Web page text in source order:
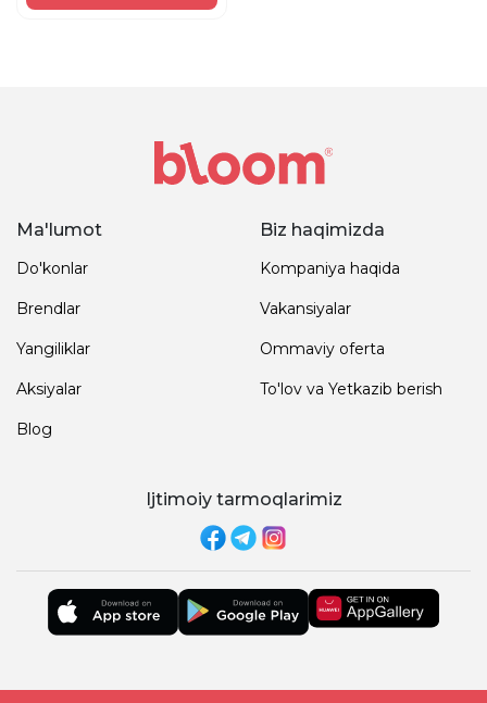
Ma'lumot
Do'konlar
Brendlar
Yangiliklar
Aksiyalar
Blog
Biz haqimizda
Kompaniya haqida
Vakansiyalar
Ommaviy oferta
To'lov va Yetkazib berish
Ijtimoiy tarmoqlarimiz